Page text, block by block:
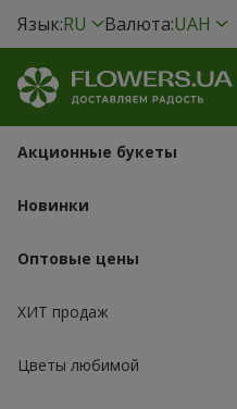
Язык:RU Валюта:UAH
Акционные букеты
Новинки
Оптовые цены
ХИТ продаж
Цветы любимой